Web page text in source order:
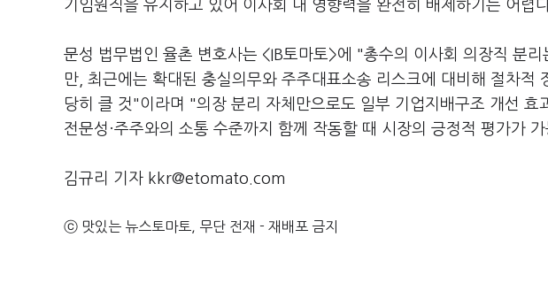
기임원직을 유지하고 있어 이사회 내 영향력을 완전히 배제하기는 어렵
문성 법무법인 율촌 변호사는 <IB토마토>에 "총수의 이사회 의장직 분
만, 최근에는 확대된 충실의무와 주주대표소송 리스크에 대비해 절차적
당히 클 것"이라며 "의장 분리 자체만으로도 일부 기업지배구조 개선 효
전문성·주주와의 소통 수준까지 함께 작동할 때 시장의 긍정적 평가가
김규리 기자 kkr@etomato.com
ⓒ 맛있는 뉴스토마토, 무단 전재 - 재배포 금지